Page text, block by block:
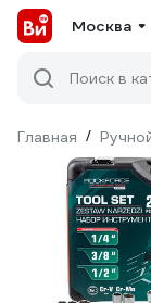
Москва
Поиск в
Главная /